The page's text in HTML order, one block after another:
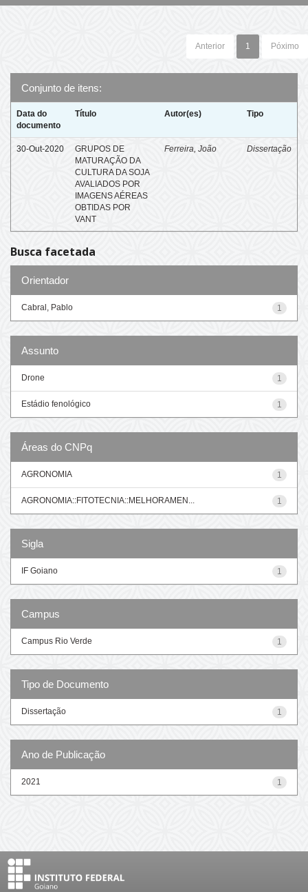
Anterior 1 Póximo
Conjunto de itens:
Data do
documento
Título Autor(es) Tipo
30-Out-2020
GRUPOS DE
MATURAÇÃO DA
CULTURA DA SOJA
AVALIADOS POR
IMAGENS AÉREAS
OBTIDAS POR
VANT
Ferreira, João Dissertação
Busca facetada
Orientador
1
Cabral, Pablo
Assunto
1
Drone
1
Estádio fenológico
Áreas do CNPq
1
AGRONOMIA
1
AGRONOMIA::FITOTECNIA::MELHORAMEN...
Sigla
1
IF Goiano
Campus
1
Campus Rio Verde
Tipo de Documento
1
Dissertação
Ano de Publicação
1
2021